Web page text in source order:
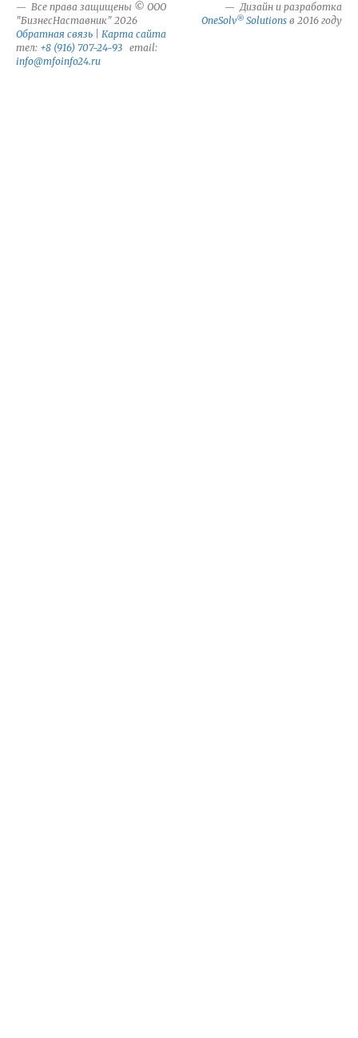
Все права защищены © ООО
"БизнесНаставник" 2026
Обратная связь
Карта сайта
тел: +8 (916) 707-24-93 email:
info@mfoinfo24.ru
Дизайн и разработка
OneSolv® Solutions в 2016 году